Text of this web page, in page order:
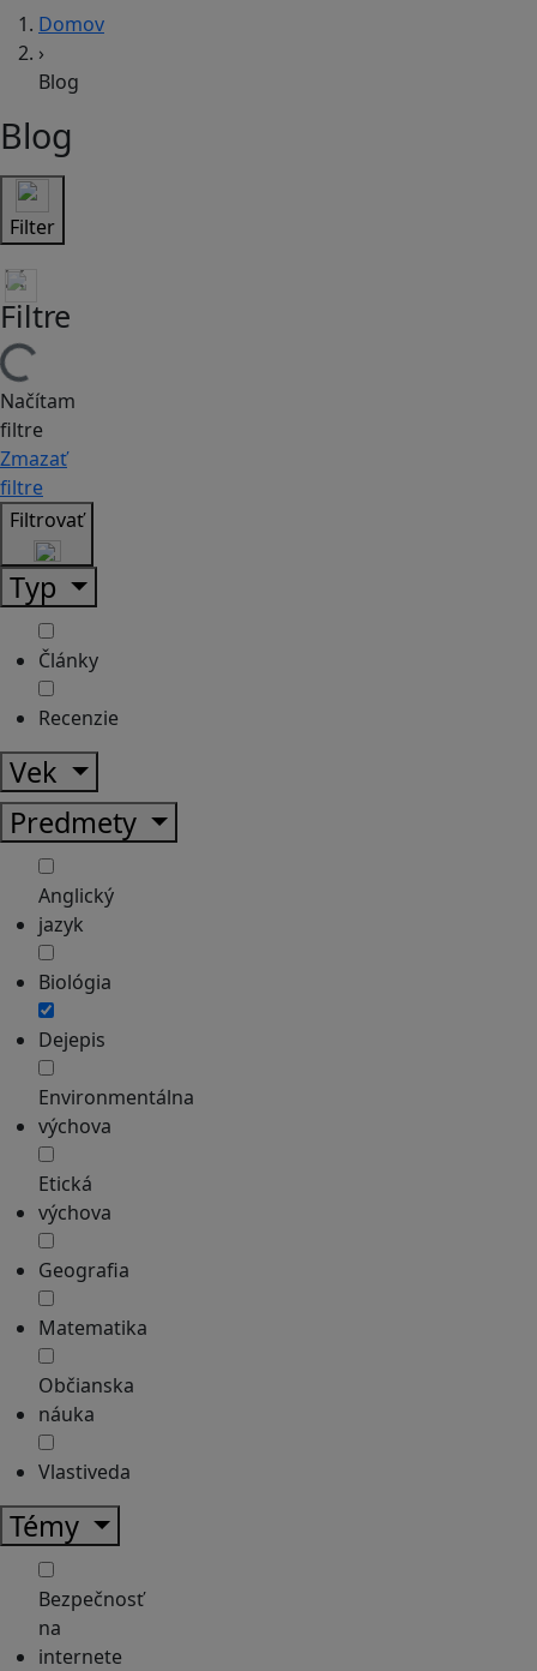
Domov
›
Blog
Blog
Filter
Filtre
Načítam
filtre
Zmazať
filtre
Filtrovať
Typ
Články
Recenzie
Vek
Predmety
Anglický
jazyk
Biológia
Dejepis
Environmentálna
výchova
Etická
výchova
Geografia
Matematika
Občianska
náuka
Vlastiveda
Témy
Bezpečnosť
na
internete